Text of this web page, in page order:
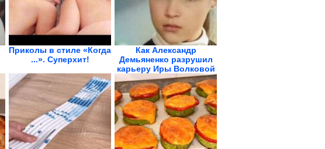
Приколы в стиле «Когда
...». Суперхит!
Как Александр
Демьяненко разрушил
карьеру Иры Волковой